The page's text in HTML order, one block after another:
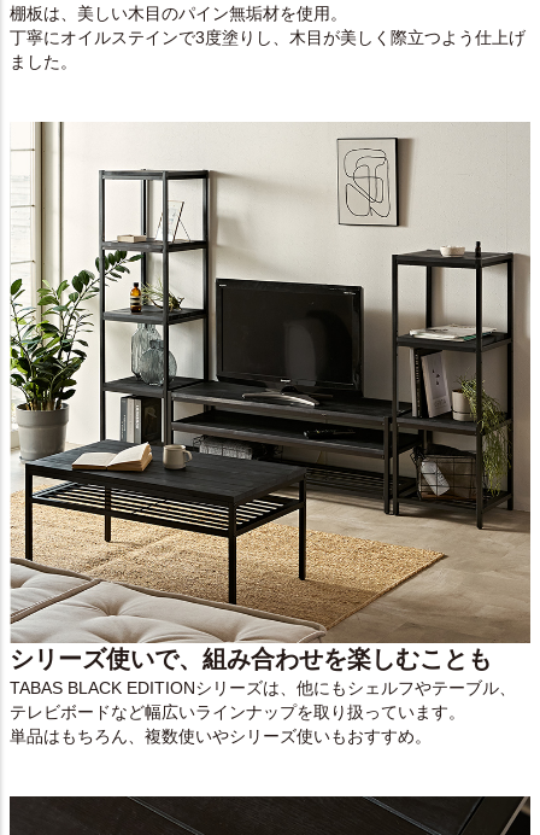
棚板は、美しい木目のパイン無垢材を使用。
丁寧にオイルステインで3度塗りし、木目が美しく際立つよう仕上げ
ました。
シリーズ使いで、組み合わせを楽しむことも
TABAS BLACK EDITIONシリーズは、他にもシェルフやテーブル、
テレビボードなど幅広いラインナップを取り扱っています。
単品はもちろん、複数使いやシリーズ使いもおすすめ。